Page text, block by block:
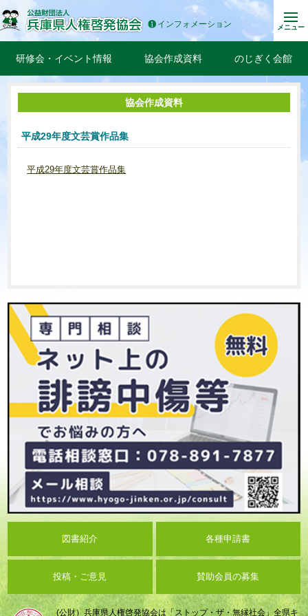
インフォメーション メニュー
研修会・イベント情報 協会作成資料 のじぎく会館
協会作成資料
平成29年度文芸賞作品集
平成29年度文芸賞作品集
図書紹介 各種申請書
投稿・ご意見 賛助会員の募集
(公財）兵庫県人権啓発協会は「ストップ・ザ・無縁社会」全県キ